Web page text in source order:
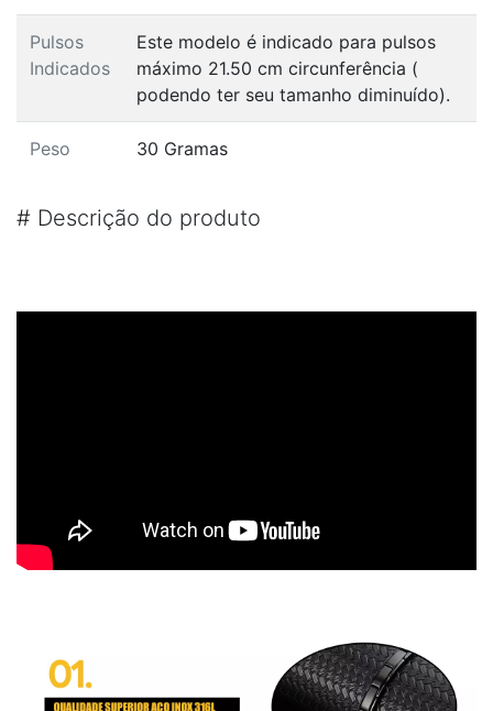
Pulsos
Indicados
Este modelo é indicado para pulsos
máximo 21.50 cm circunferência (
podendo ter seu tamanho diminuído).
Peso 30 Gramas
# Descrição do produto